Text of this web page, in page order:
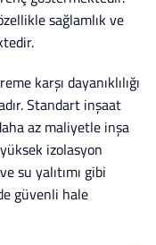
sağlamlık ve
karşı dayanıklılığı
Standart inşaat
az maliyetle inşa
izolasyon
su yalıtımı gibi
güvenli hale